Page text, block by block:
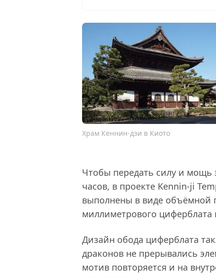
Храм Кеннин-дзи в Киото
Чтобы передать силу и мощь
часов, в проекте Kennin-ji
выполнены в виде объёмной
миллиметрового циферблата
Дизайн обода циферблата
драконов не прерывались
мотив повторяется и на